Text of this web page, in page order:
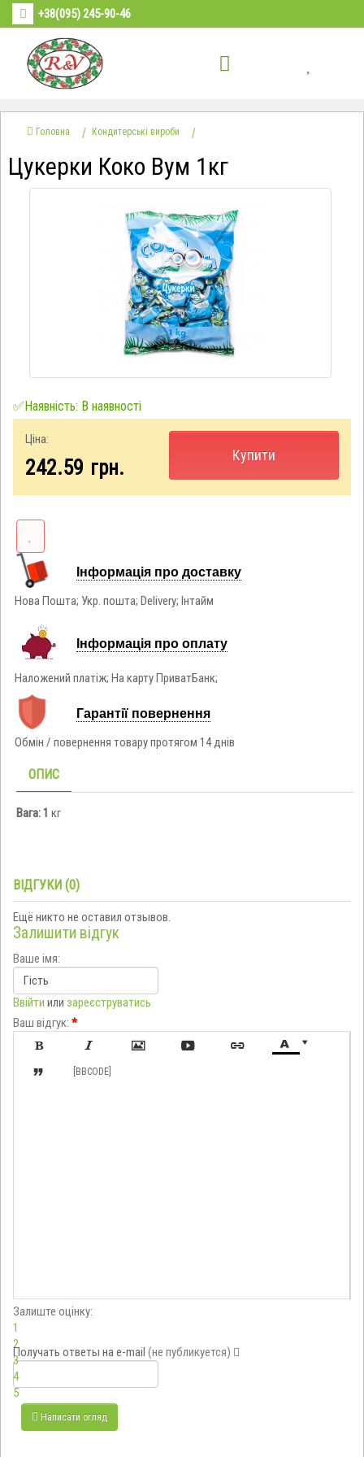
+38(095) 245-90-46
Головна Кондитерські вироби
Цукерки Коко Вум 1кг
✅Наявність: В наявності
Ціна:
242.59 грн.
Купити
Інформація про доставку
Нова Пошта; Укр. пошта; Delivery; Інтайм
Інформація про оплату
Наложений платіж; На карту ПриватБанк;
Гарантії повернення
Обмін / повернення товару протягом 14 днів
ОПИС
Вага: 1 кг
ВІДГУКИ (0)
Ещё никто не оставил отзывов.
Залишити відгук
Ваше імя:
Ввійти или зареєструватись
Ваш відгук: *

     
 [BBCODE]
Залиште оцінку:
1
2
3
4
5
Получать ответы на e-mail (не публикуется)
Написати огляд